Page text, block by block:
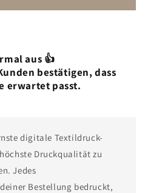
aus 👍
bestätigen, dass
erwartet passt.
digitale Textildruck-
Druckqualität zu
Jedes
Bestellung bedruckt,